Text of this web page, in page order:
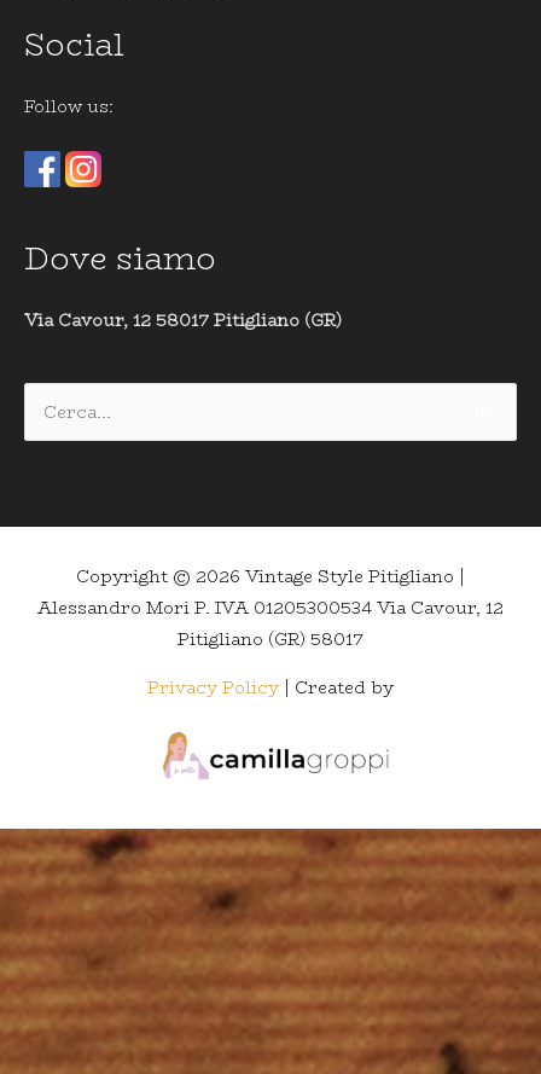
Social
Follow us:
Dove siamo
Via Cavour, 12 58017 Pitigliano (GR)
Cerca:
Copyright © 2026 Vintage Style Pitigliano |
Alessandro Mori P. IVA 01205300534 Via Cavour, 12
Pitigliano (GR) 58017
Privacy Policy | Created by